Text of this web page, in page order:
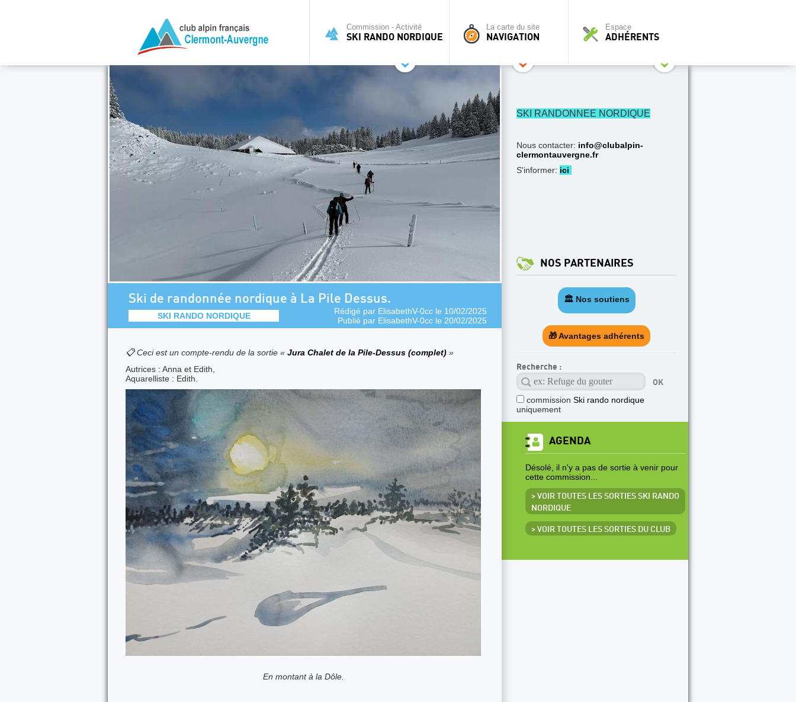
Commission - Activité
SKI RANDO NORDIQUE
La carte du site
NAVIGATION
Espace
ADHÉRENTS
Ski de randonnée nordique à La Pile Dessus.
SKI RANDO NORDIQUE Rédigé par ElisabethV-0cc le 10/02/2025
Publié par ElisabethV-0cc le 20/02/2025
📋 Ceci est un compte-rendu de la sortie « Jura Chalet de la Pile-Dessus (complet) »
Autrices : Anna et Edith,
Aquarelliste : Edith.
En montant à la Dôle.
SKI RANDONNEE NORDIQUE
Nous contacter: info@clubalpin-
clermontauvergne.fr
S'informer: ici
NOS PARTENAIRES
🏛️ Nos soutiens
🎁 Avantages adhérents
Recherche :
commission Ski rando nordique
uniquement
AGENDA
Désolé, il n'y a pas de sortie à venir pour
cette commission...
> VOIR TOUTES LES SORTIES SKI RANDO
NORDIQUE
> VOIR TOUTES LES SORTIES DU CLUB